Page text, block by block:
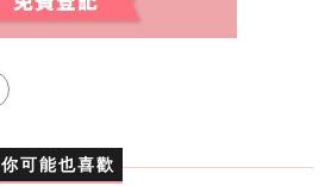
你可能也喜歡